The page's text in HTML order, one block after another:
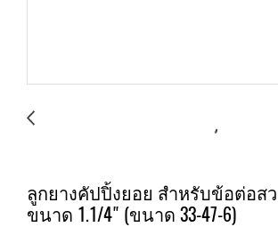
ลูกยางคัปปิ้งยอย สำหรับข้อต่อส
ขนาด 1.1/4" (ขนาด 33-47-6)